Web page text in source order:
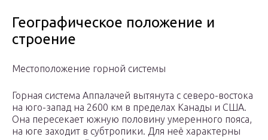
Географическое положение и
строение
Местоположение горной системы
Горная система Аппалачей вытянута с северо-востока
на юго-запад на 2600 км в пределах Канады и США.
Она пересекает южную половину умеренного пояса,
на юге заходит в субтропики. Для неё характерны